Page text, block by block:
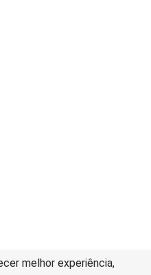
melhor experiência,